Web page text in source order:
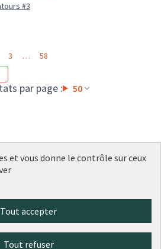
#3
par page : 50
3 … 58
et vous donne le contrôle sur ceux
Tout accepter
Tout refuser